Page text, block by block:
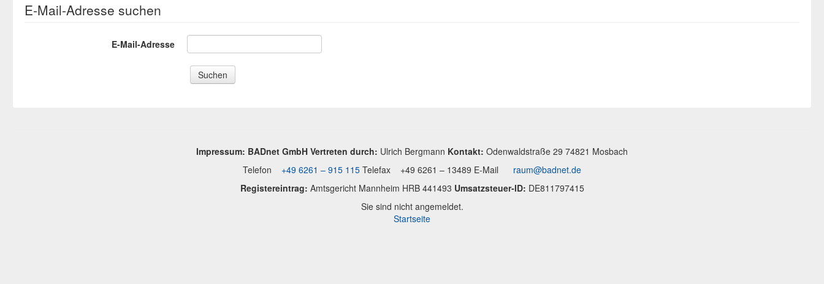
E-Mail-Adresse suchen
E-Mail-Adresse
Impressum: BADnet GmbH Vertreten durch: Ulrich Bergmann Kontakt: Odenwaldstraße 29 74821 Mosbach
Telefon
+49 6261 – 915 115 Telefax +49 6261 – 13489 E-Mail raum@badnet.de
Registereintrag: Amtsgericht Mannheim HRB 441493 Umsatzsteuer-ID: DE811797415
Sie sind nicht angemeldet.
Startseite